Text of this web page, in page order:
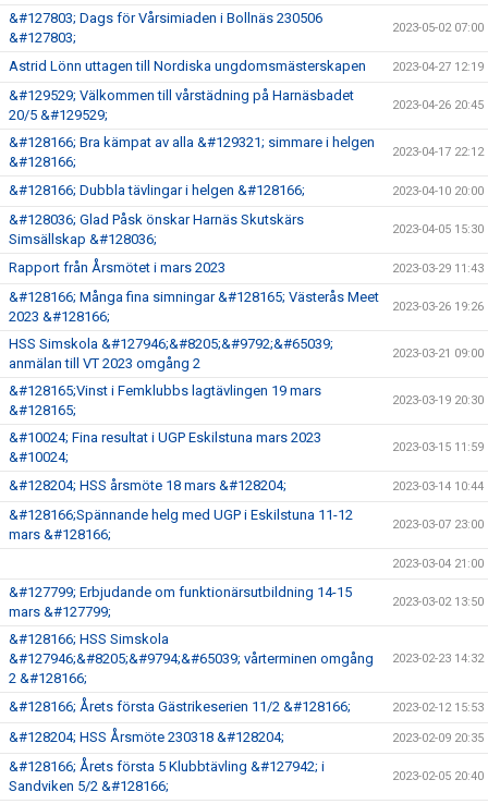
&#127803; Dags för Vårsimiaden i Bollnäs 230506
&#127803;
2023-05-02 07:00
Astrid Lönn uttagen till Nordiska ungdomsmästerskapen 2023-04-27 12:19
&#129529; Välkommen till vårstädning på Harnäsbadet
20/5 &#129529;
2023-04-26 20:45
&#128166; Bra kämpat av alla &#129321; simmare i helgen
&#128166;
2023-04-17 22:12
&#128166; Dubbla tävlingar i helgen &#128166; 2023-04-10 20:00
&#128036; Glad Påsk önskar Harnäs Skutskärs
Simsällskap &#128036;
2023-04-05 15:30
Rapport från Årsmötet i mars 2023 2023-03-29 11:43
&#128166; Många fina simningar &#128165; Västerås Meet
2023 &#128166;
2023-03-26 19:26
HSS Simskola &#127946;&#8205;&#9792;&#65039;
anmälan till VT 2023 omgång 2
2023-03-21 09:00
&#128165;Vinst i Femklubbs lagtävlingen 19 mars
&#128165;
2023-03-19 20:30
&#10024; Fina resultat i UGP Eskilstuna mars 2023
&#10024;
2023-03-15 11:59
&#128204; HSS årsmöte 18 mars &#128204; 2023-03-14 10:44
&#128166;Spännande helg med UGP i Eskilstuna 11-12
mars &#128166;
2023-03-07 23:00
2023-03-04 21:00
&#127799; Erbjudande om funktionärsutbildning 14-15
mars &#127799;
2023-03-02 13:50
&#128166; HSS Simskola
&#127946;&#8205;&#9794;&#65039; vårterminen omgång
2 &#128166;
2023-02-23 14:32
&#128166; Årets första Gästrikeserien 11/2 &#128166; 2023-02-12 15:53
&#128204; HSS Årsmöte 230318 &#128204; 2023-02-09 20:35
&#128166; Årets första 5 Klubbtävling &#127942; i
Sandviken 5/2 &#128166;
2023-02-05 20:40